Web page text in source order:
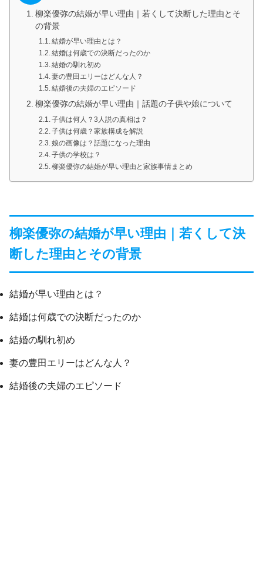
柳楽優弥の結婚が早い理由｜若くして決断した理由とそ
の背景
結婚が早い理由とは？
結婚は何歳での決断だったのか
結婚の馴れ初め
妻の豊田エリーはどんな人？
結婚後の夫婦のエピソード
柳楽優弥の結婚が早い理由｜話題の子供や娘について
子供は何人？3人説の真相は？
子供は何歳？家族構成を解説
娘の画像は？話題になった理由
子供の学校は？
柳楽優弥の結婚が早い理由と家族事情まとめ
柳楽優弥の結婚が早い理由｜若くして決
断した理由とその背景
結婚が早い理由とは？
結婚は何歳での決断だったのか
結婚の馴れ初め
妻の豊田エリーはどんな人？
結婚後の夫婦のエピソード